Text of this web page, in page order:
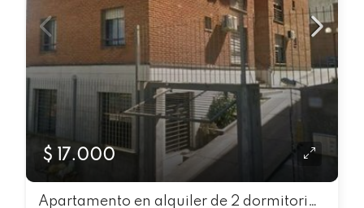
$ 17.000
Apartamento en alquiler de 2 dormitorios en Centro